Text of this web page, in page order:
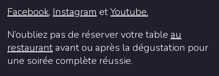
Facebook, Instagram etYoutube.
N’oubliez pas de réserver votre table au
restaurantavant ou après la dégustation pour
une soirée complète réussie.